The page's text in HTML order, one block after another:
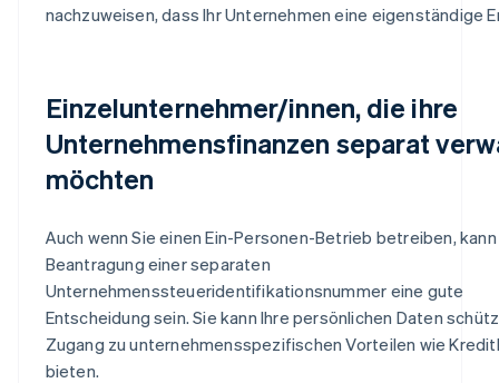
nachzuweisen, dass Ihr Unternehmen eine eigenständige
Einzelunternehmer/innen, die ihre
Unternehmensfinanzen separat
möchten
Auch wenn Sie einen Ein-Personen-Betrieb betreiben,
Beantragung einer separaten
Unternehmenssteueridentifikationsnummer eine gute
Entscheidung sein. Sie kann Ihre persönlichen Daten
Zugang zu unternehmensspezifischen Vorteilen wie
bieten.